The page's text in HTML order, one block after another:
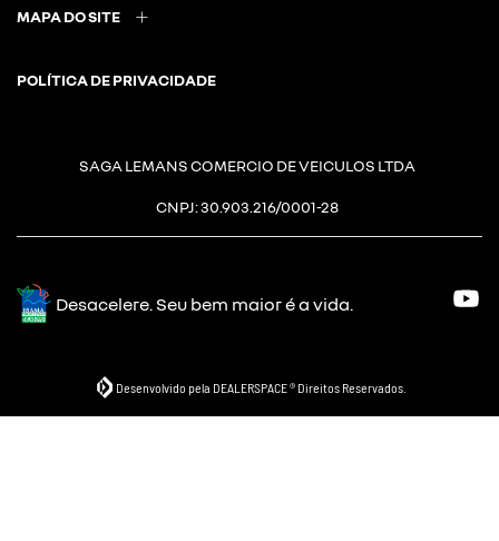
MAPA DO SITE
POLÍTICA DE PRIVACIDADE
SAGA LEMANS COMERCIO DE VEICULOS LTDA
CNPJ: 30.903.216/0001-28
Desacelere. Seu bem maior é a vida.
Desenvolvido pela DEALERSPACE ® Direitos Reservados.